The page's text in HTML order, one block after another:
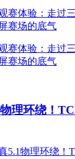
理环绕！